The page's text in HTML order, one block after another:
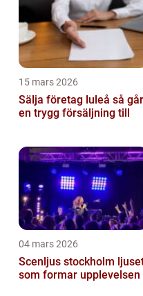
15 mars 2026
Sälja företag luleå så går
en trygg försäljning till
04 mars 2026
Scenljus stockholm ljuset
som formar upplevelsen